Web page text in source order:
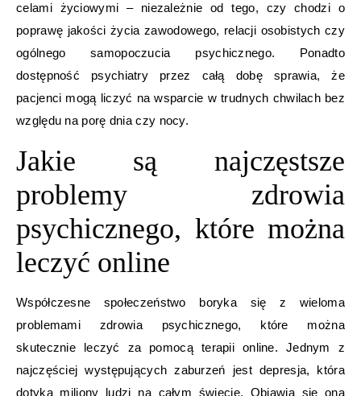
celami życiowymi – niezależnie od tego, czy chodzi o
poprawę jakości życia zawodowego, relacji osobistych czy
ogólnego samopoczucia psychicznego. Ponadto
dostępność psychiatry przez całą dobę sprawia, że
pacjenci mogą liczyć na wsparcie w trudnych chwilach bez
względu na porę dnia czy nocy.
Jakie są najczęstsze
problemy zdrowia
psychicznego, które można
leczyć online
Współczesne społeczeństwo boryka się z wieloma
problemami zdrowia psychicznego, które można
skutecznie leczyć za pomocą terapii online. Jednym z
najczęściej występujących zaburzeń jest depresja, która
dotyka miliony ludzi na całym świecie. Objawia się ona